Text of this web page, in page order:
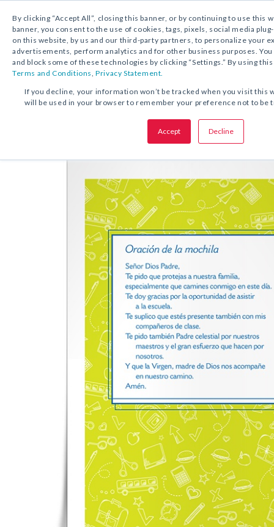
By clicking “Accept All”, closing this banner, or by continuing to use this
banner, you consent to the use of cookies, tags, pixels, social media
on this website, by us and our third-party partners, to personalize your
advertisements, perform analytics and for other business purposes.
and block some of these technologies by clicking “Settings.” By using
Terms and Conditions,Privacy Statement.
If you decline, your information won’t be tracked when you visit this
will be used in your browser to remember your preference not to be
Accept Decline
DESCARGA GRATUITA:ESTAMPA DE
COMPARTA ESTA OFERTA:
Oración de la